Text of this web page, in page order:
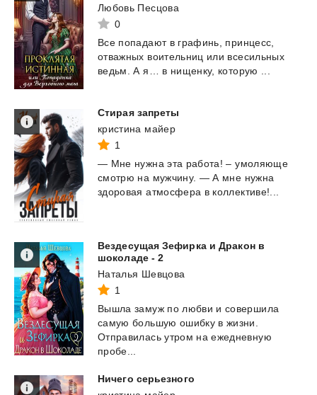
Любовь Песцова
0
Все попадают в графинь,
принцесс,
отважных воительниц или всесильных
ведьм.
А я… в нищенку, которую
Стирая запреты
кристина майер
1
— Мне нужна эта работа! – умоляюще
смотрю на мужчину. — А мне нужна
здоровая атмосфера в коллективе!...
Вездесущая Зефирка и Дракон в
шоколаде - 2
Наталья Шевцова
1
Вышла замуж по любви и совершила
самую большую ошибку в жизни.
Отправилась утром на ежедневную
пробе...
Ничего серьезного